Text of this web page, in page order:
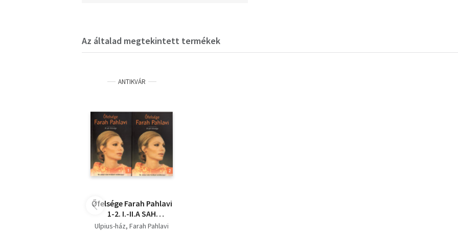
Az általad megtekintett termékek
ANTIKVÁR
Őfelsége Farah Pahlavi
1-2. I.-II.A SAH
FELESÉGE- AZ UTOLSÓ
Ulpius-ház Farah Pahlavi